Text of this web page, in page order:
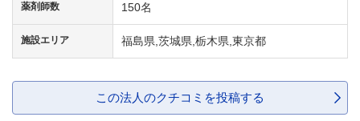
薬剤師数 150名
施設エリア 福島県,茨城県,栃木県,東京都
この法人のクチコミを投稿する